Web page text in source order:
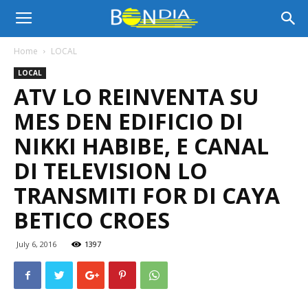
Bon
Dia
Aruba
Noticia
Home LOCAL
LOCAL
ATV LO REINVENTA SU
MES DEN EDIFICIO DI
NIKKI HABIBE, E CANAL
DI TELEVISION LO
TRANSMITI FOR DI CAYA
BETICO CROES
July 6, 2016 1397